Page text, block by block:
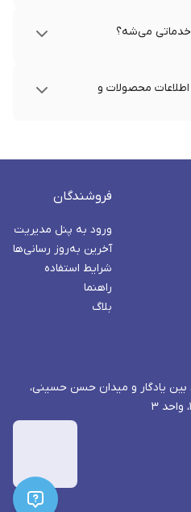
می‌شه؟
محصولات و
فروشندگان
ورود به پنل مدیریت
آخرین به‌روز رسانی‌ها
شرایط استفاده
راهنما
بلاگ
بین یادگار و میدان حسن حسینی،